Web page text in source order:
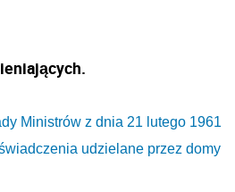
Ministrów z dnia 21 lutego 1961
udzielane przez domy